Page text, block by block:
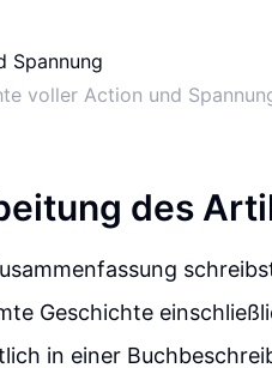
voller Action und
des
Geschichte
in einer